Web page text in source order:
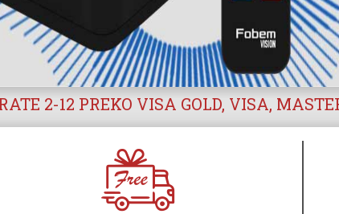
2-12 PREKO VISA GOLD, VISA,